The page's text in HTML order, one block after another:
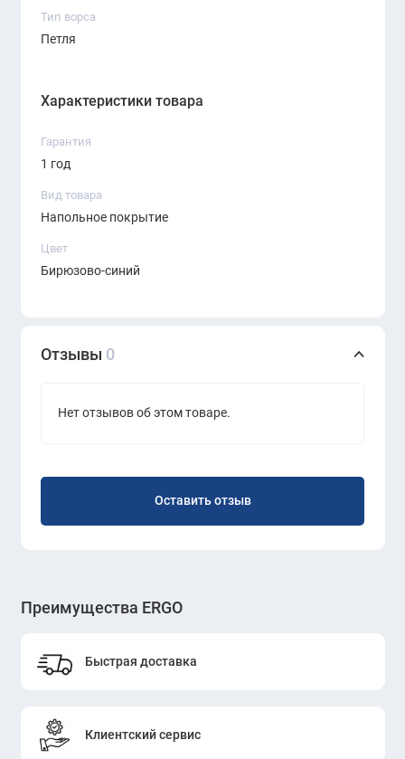
Тип ворса
Петля
Характеристики товара
Гарантия
1 год
Вид товара
Напольное покрытие
Цвет
Бирюзово-синий
Отзывы 0
Нет отзывов об этом товаре.
Оставить отзыв
Преимущества ERGO
Быстрая доставка
Клиентский сервис